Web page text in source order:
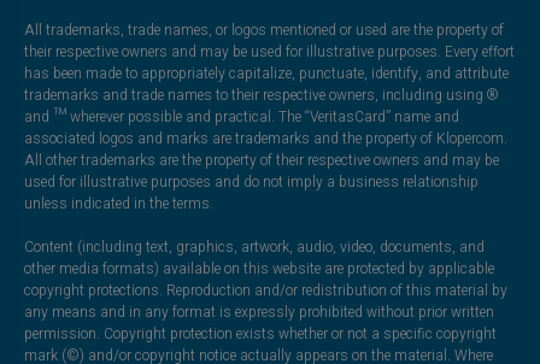
All trademarks, trade names, or logos mentioned or used are the property of
their respective owners and may be used for illustrative purposes. Every effort
has been made to appropriately capitalize, punctuate, identify, and attribute
trademarks and trade names to their respective owners, including using ®
and ™ wherever possible and practical. The “VeritasCard” name and
associated logos and marks are trademarks and the property of Klopercom.
All other trademarks are the property of their respective owners and may be
used for illustrative purposes and do not imply a business relationship
unless indicated in the terms.
Content (including text, graphics, artwork, audio, video, documents, and
other media formats) available on this website are protected by applicable
copyright protections. Reproduction and/or redistribution of this material by
any means and in any format is expressly prohibited without prior written
permission. Copyright protection exists whether or not a specific copyright
mark (©) and/or copyright notice actually appears on the material. Where